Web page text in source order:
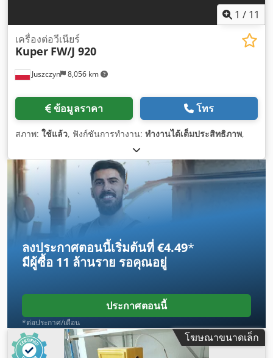
1 / 11
Juszczyn 8,056 km
เครื่องต่อวีเนียร์
Kuper FW/J 920
ข้อมูลราคา โทร
สภาพ: ใช้แล้ว, ฟังก์ชันการทำงาน: ทำงานได้เต็มประสิทธิภาพ,
ลงประกาศตอนนี้เริ่มต้นที่ €4.49*
มีผู้ซื้อ 11 ล้านราย รอคุณอยู่
ประกาศตอนนี้
*ต่อประกาศ/เดือน
โฆษณาขนาดเล็ก